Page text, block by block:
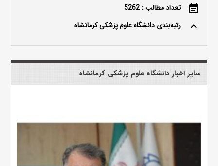
event_note تعداد مطالب : 5262
keyboard_arrow_up رتبه‌بندی دانشگاه علوم پزشکی کرمانشاه
سایر اخبار دانشگاه علوم پزشکی کرمانشاه